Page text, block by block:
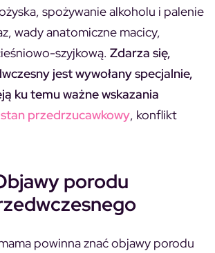
spożywanie alkoholu i palenie
wady anatomiczne macicy,
szyjkową. Zdarza się,
jest wywołany specjalnie,
ku temu ważne wskazania
stan przedrzucawkowy, konflikt
porodu
powinna znać objawy porodu